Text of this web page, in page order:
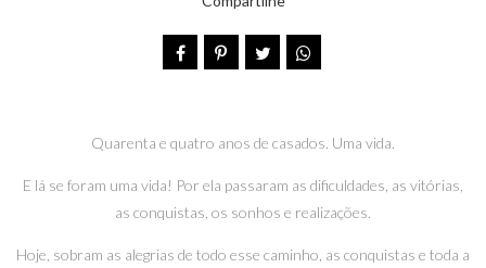
Quarenta e quatro anos de casados. Uma vida.
E lá se foram uma vida! Por ela passaram as dificuldades, as vitórias,
as conquistas, os sonhos e realizações.
Hoje, sobram as alegrias de todo esse caminho, as conquistas e toda a